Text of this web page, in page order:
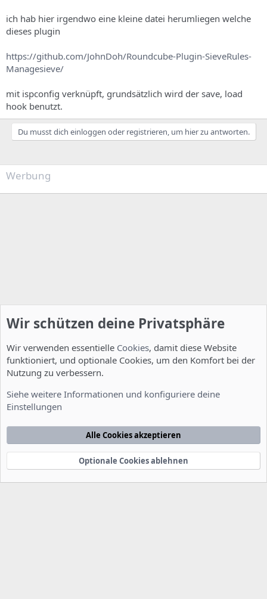
ich hab hier irgendwo eine kleine datei herumliegen welche
dieses plugin
https://github.com/JohnDoh/Roundcube-Plugin-SieveRules-
Managesieve/
mit ispconfig verknüpft, grundsätzlich wird der save, load
hook benutzt.
Du musst dich einloggen oder registrieren, um hier zu antworten.
Werbung
Nutzungsbedingungen Datenschutzerklärung
Startseite
e
Community platform by XenForo® © 2010-2022 XenForo Ltd.
xenDach©2010-2014
Wir schützen deine Privatsphäre
Wir verwenden essentielle Cookies, damit diese Website
funktioniert, und optionale Cookies, um den Komfort bei der
Nutzung zu verbessern.
Siehe weitere Informationen und konfiguriere deine
Einstellungen
Alle Cookies akzeptieren
Optionale Cookies ablehnen